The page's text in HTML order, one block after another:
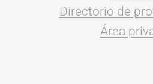
Directorio de
Área